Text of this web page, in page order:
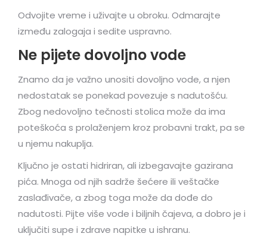
Odvojite vreme i uživajte u obroku. Odmarajte
između zalogaja i sedite uspravno.
Ne pijete dovoljno vode
Znamo da je važno unositi dovoljno vode, a njen
nedostatak se ponekad povezuje s nadutošću.
Zbog nedovoljno tečnosti stolica može da ima
poteškoća s prolaženjem kroz probavni trakt, pa se
u njemu nakuplja.
Ključno je ostati hidriran, ali izbegavajte gazirana
pića. Mnoga od njih sadrže šećere ili veštačke
zaslađivače, a zbog toga može da dođe do
nadutosti. Pijte više vode i biljnih čajeva, a dobro je i
uključiti supe i zdrave napitke u ishranu.